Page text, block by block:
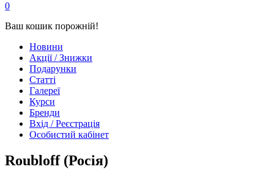
0
Ваш кошик порожній!
Новини
Акції / Знижки
Подарунки
Статті
Галереї
Курси
Бренди
Вхід / Реєстрація
Особистий кабінет
Roubloff (Росія)